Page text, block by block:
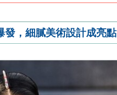
發，細膩美術設計成亮點